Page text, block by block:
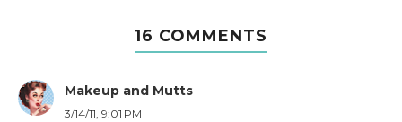
16 COMMENTS
Makeup and Mutts
3/14/11, 9:01 PM